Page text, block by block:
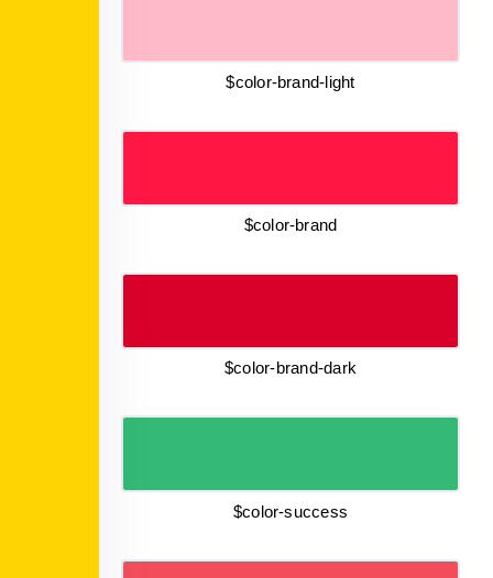
$color-brand-light
$color-brand
$color-brand-dark
$color-success